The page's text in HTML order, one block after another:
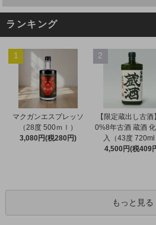
ランキング
1
マクガンエスプレッソ
（28度 500ｍｌ）
3,080円(税280円)
2
【限定蔵出し古
0%8年古酒 蔵酒
入（43度 720ml
4,500円(税409
もっと見る